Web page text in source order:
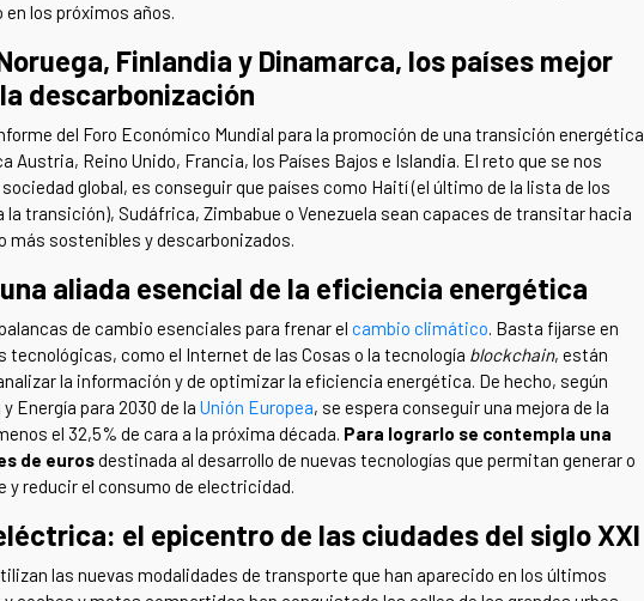
los próximos años.
Finlandia y Dinamarca, los países mejor
descarbonización
del Foro Económico Mundial para la promoción de una transición energética
Austria, Reino Unido, Francia, los Países Bajos e Islandia. El reto que se nos
global, es conseguir que países como Haití (el último de la lista de los
la transición), Sudáfrica, Zimbabue o Venezuela sean capaces de transitar hacia
más sostenibles y descarbonizados.
aliada esencial de la eficiencia energética
de cambio esenciales para frenar el cambio climático. Basta fijarse en
tecnológicas, como el Internet de las Cosas o la tecnología blockchain, están
la información y de optimizar la eficiencia energética. De hecho, según
Energía para 2030 de la Unión Europea, se espera conseguir una mejora de la
el 32,5% de cara a la próxima década. Para lograrlo se contempla una
de eurosdestinada al desarrollo de nuevas tecnologías que permitan generar o
y reducir el consumo de electricidad.
el epicentro de las ciudades del siglo XXI
las nuevas modalidades de transporte que han aparecido en los últimos